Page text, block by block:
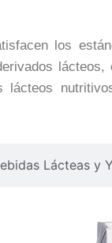
los
lácteos
Lácteas y